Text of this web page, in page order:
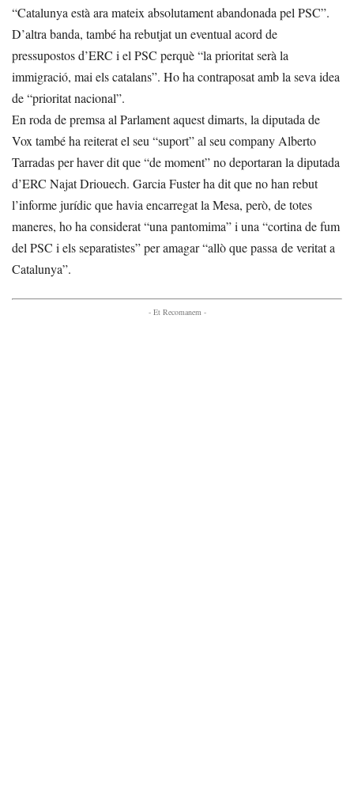
“Catalunya està ara mateix absolutament abandonada pel PSC”.
D’altra banda, també ha rebutjat un eventual acord de
pressupostos d’ERC i el PSC perquè “la prioritat serà la
immigració, mai els catalans”. Ho ha contraposat amb la seva idea
de “prioritat nacional”.
En roda de premsa al Parlament aquest dimarts, la diputada de
Vox també ha reiterat el seu “suport” al seu company Alberto
Tarradas per haver dit que “de moment” no deportaran la diputada
d’ERC Najat Driouech. Garcia Fuster ha dit que no han rebut
l’informe jurídic que havia encarregat la Mesa, però, de totes
maneres, ho ha considerat “una pantomima” i una “cortina de fum
del PSC i els separatistes” per amagar “allò que passa de veritat a
Catalunya”.
- Et Recomanem -